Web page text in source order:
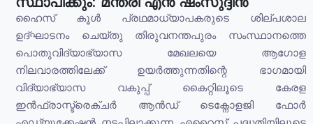
ഹൈസ് കൂൾ പ്രഥമാധ്യാപകരുടെ ശില്പശാല
ഉദ്ഘാടനം ചെയ്തു തിരുവനന്തപുരം സംസ്ഥാനത്തെ
പൊതുവിദ്യാഭ്യാസ മേഖലയെ ആഗോള
നിലവാരത്തിലേക്ക് ഉയർത്തുന്നതിന്റെ ഭാഗമായി
വിദ്യാഭ്യാസ വകുപ്പ് കൈറ്റിലൂടെ കേരള
ഇൻഫ്രാസ്ട്രെക്ചർ ആൻഡ് ടെക്നോളജി ഫോർ